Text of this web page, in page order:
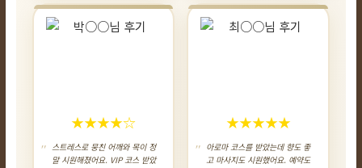
★★★★☆
스트레스로 뭉친 어깨와 목이 정
말 시원해졌어요. VIP 코스 받았
★★★★★
아로마 코스를 받았는데 향도 좋
고 마사지도 시원했어요. 예약도